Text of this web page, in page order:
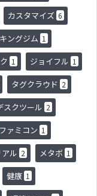
カスタマイズ 6
キングジム 1
1 ジョイフル 1
タグクラウド 2
スクツール 2
ファミコン 1
ル 2 メタボ 1
健康 1